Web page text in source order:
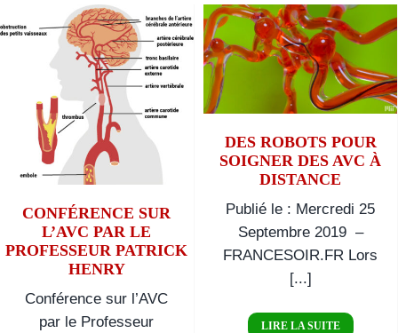
Conférence
sur l’AVC
par le
Professeur
Patrick
Henry
CONFÉRENCE SUR
L’AVC PAR LE
PROFESSEUR PATRICK
HENRY
Conférence sur l’AVC
par le Professeur
Des robots
pour soigner
des AVC à
distance
DES ROBOTS POUR
SOIGNER DES AVC À
DISTANCE
Publié le : Mercredi 25
Septembre 2019 –
FRANCESOIR.FR Lors
[...]
LIRE LA SUITE